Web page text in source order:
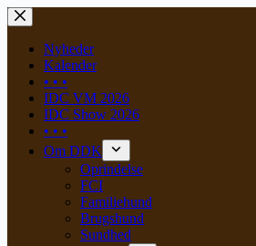
Skip
to
contentNyheder
Kalender
• • •
IDC VM 2026
IDC Show 2026
• • •
Om DDK
Oprindelse
FCI
Familiehund
Brugshund
Sundhed